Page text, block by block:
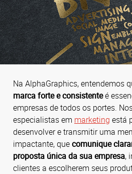
Na AlphaGraphics, entendemos
marca forte e consistenteé
empresas de todos os portes.
especialistas em marketing está
desenvolver e transmitir uma
impactante, quecomunique
proposta única da sua empresa,
clientes a escolherem seus